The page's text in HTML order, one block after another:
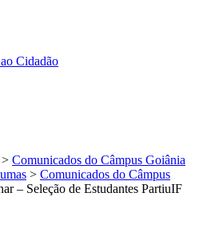
Cidadão
> Comunicados do Câmpus Goiânia
> Comunicados do Câmpus
– Seleção de Estudantes PartiuIF